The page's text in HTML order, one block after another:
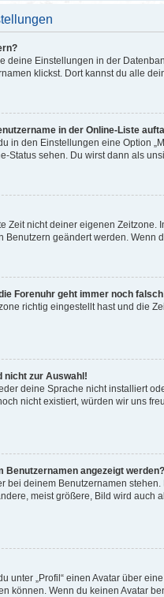
deine Einstellungen in der
klickst. Dort kannst du alle
in der Online-Liste
in den Einstellungen eine Option
Status sehen. Du wirst dann als
Zeit nicht deiner eigenen Zeitzone.
geändert werden. Wenn
Forenuhr geht immer noch
richtig eingestellt hast und die
nicht zur Auswahl!
deine Sprache nicht installiert
nicht existiert, würden wir uns
Benutzernamen angezeigt werden?
bei deinem Benutzernamen
meist größere, Bild wird auch
unter „Profil“ einen Avatar über
können. Wenn du keinen Avatar